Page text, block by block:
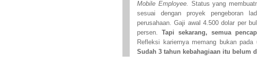
Mobile Employee. Status yang
sesuai dengan proyek pengeboran
perusahaan. Gaji awal 4.500 dolar per
persen. Tapi sekarang, semua
Refleksi kariernya memang bukan
Sudah 3 tahun kebahagiaan itu belum